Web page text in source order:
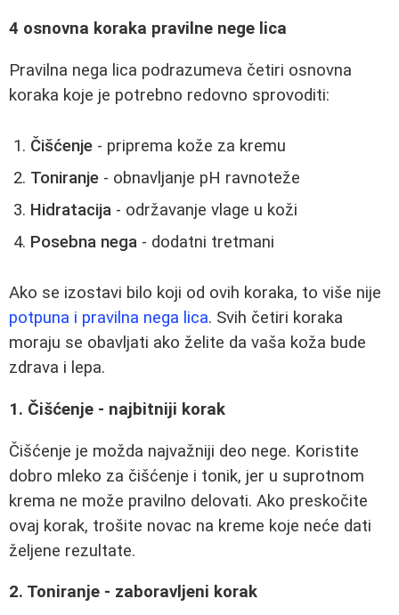
4 osnovna koraka pravilne nege lica
Pravilna nega lica podrazumeva četiri osnovna
koraka koje je potrebno redovno sprovoditi:
Čišćenje - priprema kože za kremu
Toniranje - obnavljanje pH ravnoteže
Hidratacija - održavanje vlage u koži
Posebna nega - dodatni tretmani
Ako se izostavi bilo koji od ovih koraka, to više nije
potpuna i pravilna nega lica. Svih četiri koraka
moraju se obavljati ako želite da vaša koža bude
zdrava i lepa.
1. Čišćenje - najbitniji korak
Čišćenje je možda najvažniji deo nege. Koristite
dobro mleko za čišćenje i tonik, jer u suprotnom
krema ne može pravilno delovati. Ako preskočite
ovaj korak, trošite novac na kreme koje neće dati
željene rezultate.
2. Toniranje - zaboravljeni korak